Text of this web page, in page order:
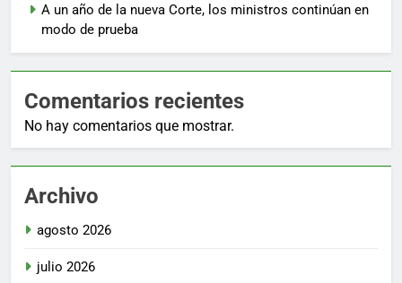
A un año de la nueva Corte, los ministros continúan en
modo de prueba
Comentarios recientes
No hay comentarios que mostrar.
Archivo
agosto 2026
julio 2026